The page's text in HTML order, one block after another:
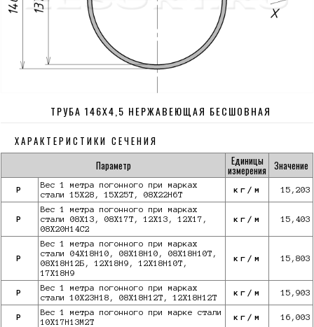
ТРУБА 146Х4,5 НЕРЖАВЕЮЩАЯ БЕСШОВНАЯ
ХАРАКТЕРИСТИКИ СЕЧЕНИЯ
Параметр
Единицы
измерения Значение
P
Вес 1 метра погонного при марках
стали 15Х28, 15Х25Т, 08Х22Н6Т
кг/м 15,203
P
Вес 1 метра погонного при марках
стали 08Х13, 08Х17Т, 12Х13, 12Х17,
08Х20Н14С2
кг/м 15,403
P
Вес 1 метра погонного при марках
стали 04Х18Н10, 08Х18Н10, 08Х18Н10Т,
08Х18Н12Б, 12Х18Н9, 12Х18Н10Т,
17Х18Н9
кг/м 15,803
P
Вес 1 метра погонного при марках
стали 10Х23Н18, 08Х18Н12Т, 12Х18Н12Т
кг/м 15,903
P
Вес 1 метра погонного при марке стали
10X17Н13М2Т
кг/м 16,003